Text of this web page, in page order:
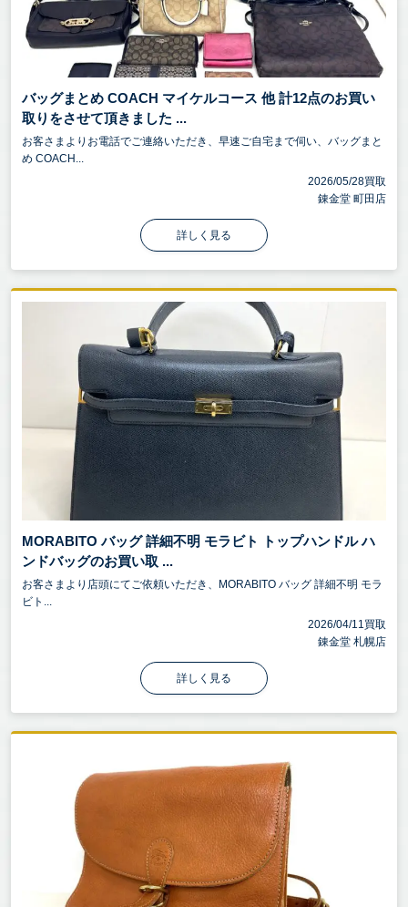
バッグまとめ COACH マイケルコース 他 計12点のお買い
取りをさせて頂きました ...
お客さまよりお電話でご連絡いただき、早速ご自宅まで伺い、バッグまと
め COACH...
2026/05/28買取
錬金堂 町田店
詳しく見る
MORABITO バッグ 詳細不明 モラビト トップハンドル ハ
ンドバッグのお買い取 ...
お客さまより店頭にてご依頼いただき、MORABITO バッグ 詳細不明 モラ
ビト...
2026/04/11買取
錬金堂 札幌店
詳しく見る